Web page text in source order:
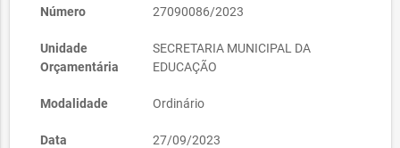
Número 27090086/2023
Unidade
Orçamentária
SECRETARIA MUNICIPAL DA
EDUCAÇÃO
Modalidade Ordinário
Data 27/09/2023